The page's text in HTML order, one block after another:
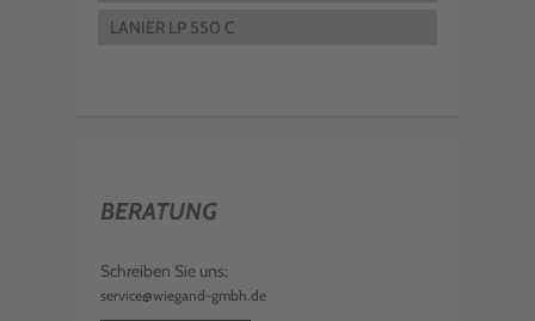
LANIER LP 550 C
BERATUNG
Schreiben Sie uns:
service@wiegand-gmbh.de